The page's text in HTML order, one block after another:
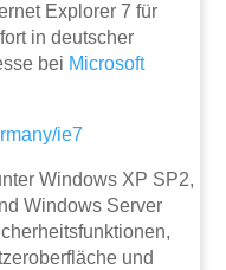
Explorer 7 für
in deutscher
bei Microsoft
ie7
Windows XP SP2,
Windows Server
und